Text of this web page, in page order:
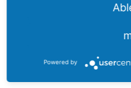
HIER FINDEN SIE
Powered by